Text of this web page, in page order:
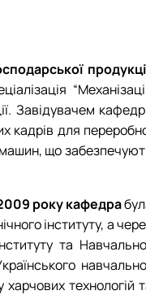
Завідувачем
кадрів для
машин, що
року кафедра
інституту, а
та
харчових технологій